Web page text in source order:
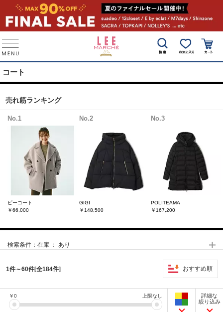
コート
売れ筋ランキング
No.1
ピーコート
￥66,000
No.2
GIGI
￥148,500
No.3
POLITEAMA
￥167,200
検索条件： 在庫 ： あり
1件～60件[全184件] おすすめ順
￥0 上限なし
詳細な
絞り込み